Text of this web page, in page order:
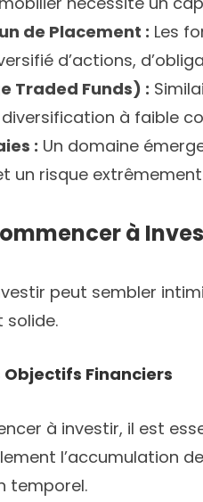
de Placement : Les
d’actions,
Traded Funds) :
à faible
: Un domaine
un risque extrêmement
à
peut sembler
solide.
Objectifs Financiers
à investir, il est
l’accumulation
temporel.